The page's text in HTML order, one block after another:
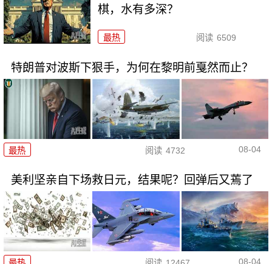
棋，水有多深？
最热 阅读 6509
特朗普对波斯下狠手，为何在黎明前戛然而止？
最热 阅读 4732 08-04
美利坚亲自下场救日元，结果呢？回弹后又蔫了
08-04